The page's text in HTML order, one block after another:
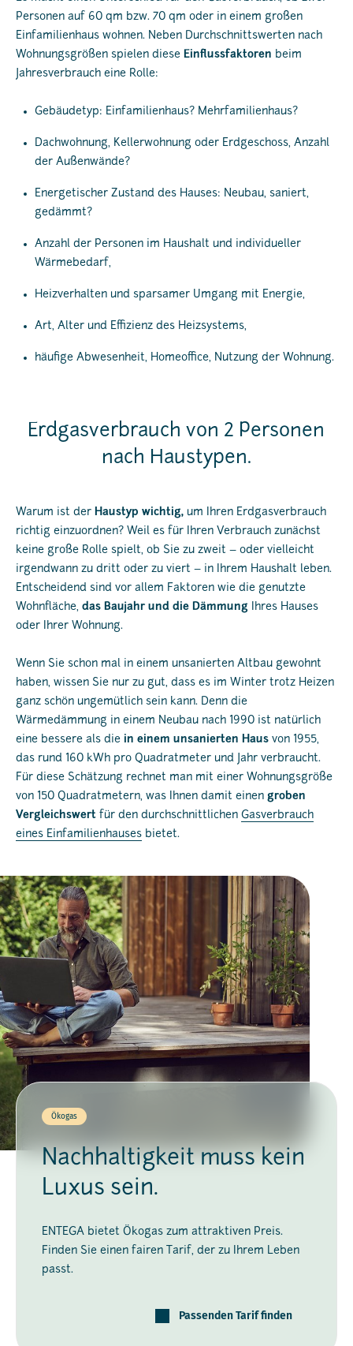
Personen auf 60 qm bzw. 70 qm oder in einem großen
Einfamilienhaus wohnen. Neben Durchschnittswerten nach
Wohnungsgrößen spielen diese Einflussfaktoren beim
Jahresverbrauch eine Rolle:
Gebäudetyp: Einfamilienhaus? Mehrfamilienhaus?
Dachwohnung, Kellerwohnung oder Erdgeschoss, Anzahl
der Außenwände?
Energetischer Zustand des Hauses: Neubau, saniert,
gedämmt?
Anzahl der Personen im Haushalt und individueller
Wärmebedarf,
Heizverhalten und sparsamer Umgang mit Energie,
Art, Alter und Effizienz des Heizsystems,
häufige Abwesenheit, Homeoffice, Nutzung der Wohnung.
Erdgasverbrauch von 2 Personen
nach Haustypen.
Warum ist der Haustyp wichtig, um Ihren Erdgasverbrauch
richtig einzuordnen? Weil es für Ihren Verbrauch zunächst
keine große Rolle spielt, ob Sie zu zweit – oder vielleicht
irgendwann zu dritt oder zu viert – in Ihrem Haushalt leben.
Entscheidend sind vor allem Faktoren wie die genutzte
Wohnfläche, das Baujahr und die Dämmung Ihres Hauses
oder Ihrer Wohnung.
Wenn Sie schon mal in einem unsanierten Altbau gewohnt
haben, wissen Sie nur zu gut, dass es im Winter trotz Heizen
ganz schön ungemütlich sein kann. Denn die
Wärmedämmung in einem Neubau nach 1990 ist natürlich
eine bessere als die in einem unsanierten Haus von 1955,
das rund 160 kWh pro Quadratmeter und Jahr verbraucht.
Für diese Schätzung rechnet man mit einer Wohnungsgröße
von 150 Quadratmetern, was Ihnen damit einen groben
Vergleichswert für den durchschnittlichen Gasverbrauch
eines Einfamilienhauses bietet.
Ökogas
Nachhaltigkeit muss kein
Luxus sein.
ENTEGA bietet Ökogas zum attraktiven Preis.
Finden Sie einen fairen Tarif, der zu Ihrem Leben
passt.
Passenden Tarif finden